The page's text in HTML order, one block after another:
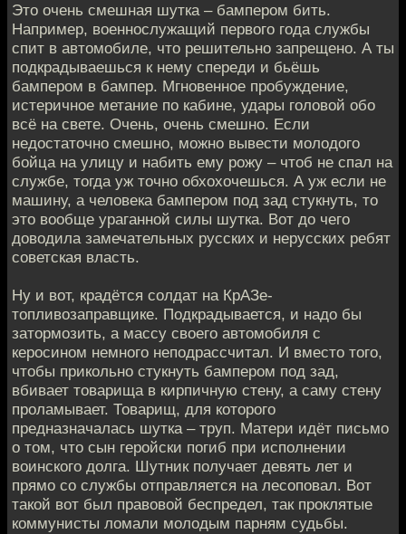
Это очень смешная шутка – бампером бить.
Например, военнослужащий первого года службы
спит в автомобиле, что решительно запрещено. А ты
подкрадываешься к нему спереди и бьёшь
бампером в бампер. Мгновенное пробуждение,
истеричное метание по кабине, удары головой обо
всё на свете. Очень, очень смешно. Если
недостаточно смешно, можно вывести молодого
бойца на улицу и набить ему рожу – чтоб не спал на
службе, тогда уж точно обхохочешься. А уж если не
машину, а человека бампером под зад стукнуть, то
это вообще ураганной силы шутка. Вот до чего
доводила замечательных русских и нерусских ребят
советская власть.
Ну и вот, крадётся солдат на КрАЗе-
топливозаправщике. Подкрадывается, и надо бы
затормозить, а массу своего автомобиля с
керосином немного неподрассчитал. И вместо того,
чтобы прикольно стукнуть бампером под зад,
вбивает товарища в кирпичную стену, а саму стену
проламывает. Товарищ, для которого
предназначалась шутка – труп. Матери идёт письмо
о том, что сын геройски погиб при исполнении
воинского долга. Шутник получает девять лет и
прямо со службы отправляется на лесоповал. Вот
такой вот был правовой беспредел, так проклятые
коммунисты ломали молодым парням судьбы.